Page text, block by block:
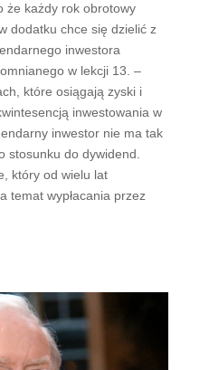
że każdy rok obrotowy
dodatku chce się dzielić z
inwestora
w lekcji 13. –
które osiągają zyski i
inwestowania w
inwestor nie ma tak
stosunku do dywidend.
który od wielu lat
temat wypłacania przez